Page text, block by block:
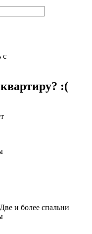
с
:(
Две и более спальни